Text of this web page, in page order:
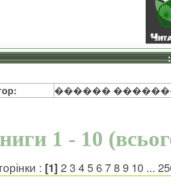
������
1 - 10
: [1] 23456789 10 ...